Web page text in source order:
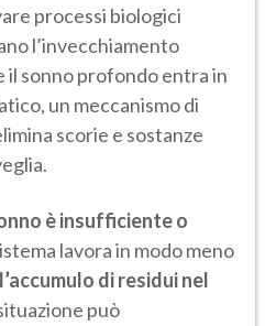
processi biologici
l’invecchiamento
il sonno profondo entra in
un meccanismo di
scorie e sostanze
è insufficiente o
lavora in modo meno
l’accumulo di residui nel
può